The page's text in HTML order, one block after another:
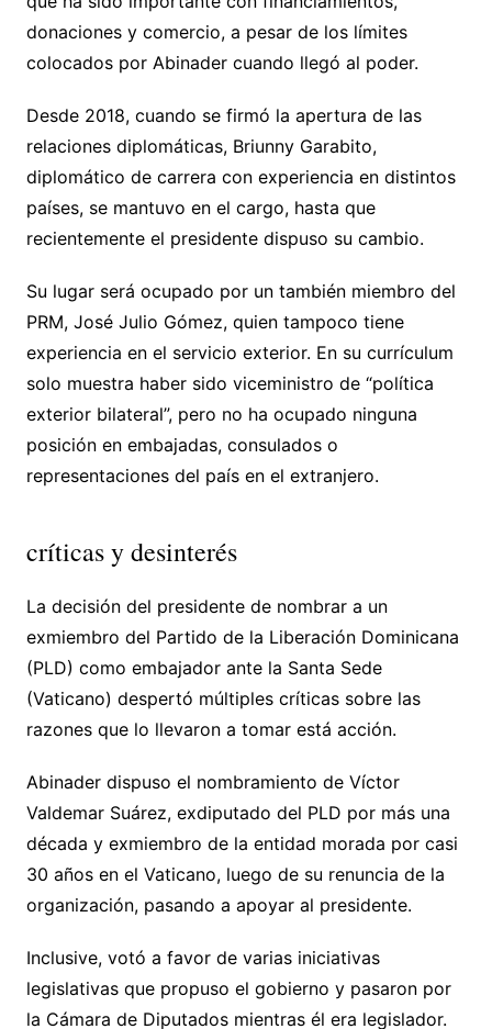
donaciones y comercio, a pesar de los límites
colocados por Abinader cuando llegó al poder.
Desde 2018, cuando se firmó la apertura de las
relaciones diplomáticas, Briunny Garabito,
diplomático de carrera con experiencia en distintos
países, se mantuvo en el cargo, hasta que
recientemente el presidente dispuso su cambio.
Su lugar será ocupado por un también miembro del
PRM, José Julio Gómez, quien tampoco tiene
experiencia en el servicio exterior. En su currículum
solo muestra haber sido viceministro de “política
exterior bilateral”, pero no ha ocupado ninguna
posición en embajadas, consulados o
representaciones del país en el extranjero.
críticas y desinterés
La decisión del presidente de nombrar a un
exmiembro del Partido de la Liberación Dominicana
(PLD) como embajador ante la Santa Sede
(Vaticano) despertó múltiples críticas sobre las
razones que lo llevaron a tomar está acción.
Abinader dispuso el nombramiento de Víctor
Valdemar Suárez, exdiputado del PLD por más una
década y exmiembro de la entidad morada por casi
30 años en el Vaticano, luego de su renuncia de la
organización, pasando a apoyar al presidente.
Inclusive, votó a favor de varias iniciativas
legislativas que propuso el gobierno y pasaron por
la Cámara de Diputados mientras él era legislador.